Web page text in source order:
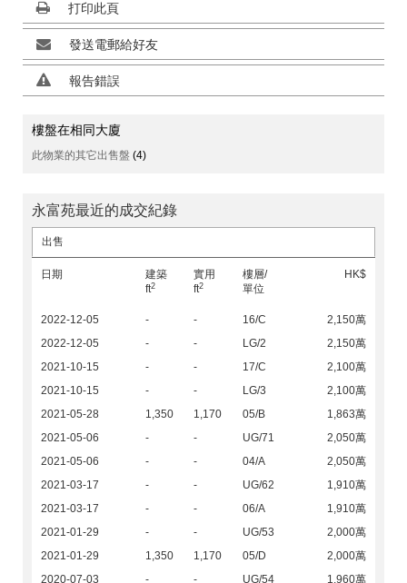
打印此頁
發送電郵給好友
報告錯誤
樓盤在相同大廈
此物業的其它出售盤 (4)
永富苑最近的成交紀錄
出售
日期
建築
ft2
實用
ft2
樓層/
單位
HK$
2022-12-05 - - 16/C
2,150萬
2022-12-05
- - LG/2
2,150萬
2021-10-15
- - 17/C
2,100萬
2021-10-15
- - LG/3
2,100萬
2021-05-28
1,350 1,170 05/B
1,863萬
2021-05-06
- - UG/71
2,050萬
2021-05-06
- - 04/A
2,050萬
2021-03-17
- - UG/62
1,910萬
2021-03-17
- - 06/A
1,910萬
2021-01-29
- - UG/53
2,000萬
2021-01-29
1,350 1,170 05/D
2,000萬
2020-07-03
- - UG/54 1,960萬